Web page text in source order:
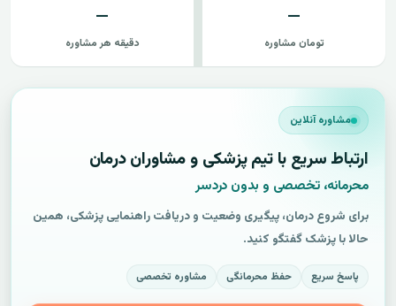
—
تومان مشاوره
—
دقیقه هر مشاوره
مشاوره آنلاین
ارتباط سریع با تیم پزشکی و مشاوران درمان
محرمانه، تخصصی و بدون دردسر
برای شروع درمان، پیگیری وضعیت و دریافت راهنمایی پزشکی، همین
حالا با پزشک گفتگو کنید.
پاسخ سریع حفظ محرمانگی مشاوره تخصصی